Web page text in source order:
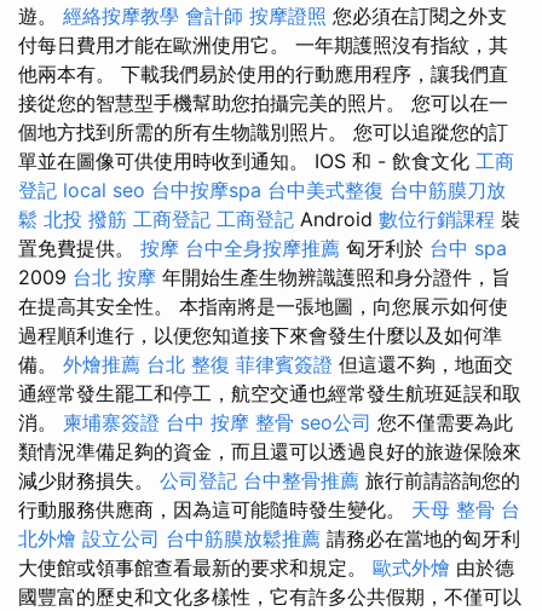
遊。 經絡按摩教學 會計師 按摩證照 您必須在訂閱之外支
付每日費用才能在歐洲使用它。 一年期護照沒有指紋，其
他兩本有。 下載我們易於使用的行動應用程序，讓我們直
接從您的智慧型手機幫助您拍攝完美的照片。 您可以在一
個地方找到所需的所有生物識別照片。 您可以追蹤您的訂
單並在圖像可供使用時收到通知。 IOS 和 - 飲食文化 工商
登記 local seo 台中按摩spa 台中美式整復 台中筋膜刀放
鬆 北投 撥筋 工商登記 工商登記 Android 數位行銷課程 裝
置免費提供。 按摩 台中全身按摩推薦 匈牙利於 台中 spa
2009 台北 按摩 年開始生產生物辨識護照和身分證件，旨
在提高其安全性。 本指南將是一張地圖，向您展示如何使
過程順利進行，以便您知道接下來會發生什麼以及如何準
備。 外燴推薦 台北 整復 菲律賓簽證 但這還不夠，地面交
通經常發生罷工和停工，航空交通也經常發生航班延誤和取
消。 柬埔寨簽證 台中 按摩 整骨 seo公司 您不僅需要為此
類情況準備足夠的資金，而且還可以透過良好的旅遊保險來
減少財務損失。 公司登記 台中整骨推薦 旅行前請諮詢您的
行動服務供應商，因為這可能隨時發生變化。 天母 整骨 台
北外燴 設立公司 台中筋膜放鬆推薦 請務必在當地的匈牙利
大使館或領事館查看最新的要求和規定。 歐式外燴 由於德
國豐富的歷史和文化多樣性，它有許多公共假期，不僅可以